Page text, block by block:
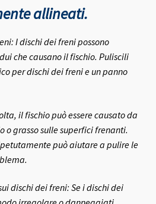
allineati.
I dischi dei freni possono
che causano il fischio. Puliscili
per dischi dei freni e un panno
il fischio può essere causato da
o grasso sulle superfici frenanti.
può aiutare a pulire le
dischi dei freni: Se i dischi dei